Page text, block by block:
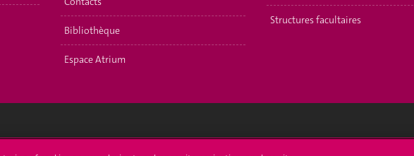
Bibliothèque
Espace Atrium
Structures facultaires